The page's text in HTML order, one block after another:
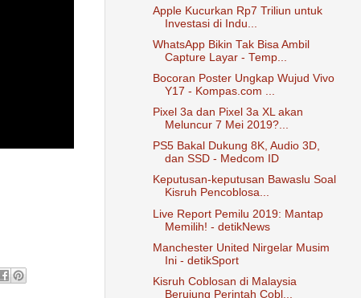
Apple Kucurkan Rp7 Triliun untuk
Investasi di Indu...
WhatsApp Bikin Tak Bisa Ambil
Capture Layar - Temp...
Bocoran Poster Ungkap Wujud Vivo
Y17 - Kompas.com ...
Pixel 3a dan Pixel 3a XL akan
Meluncur 7 Mei 2019?...
PS5 Bakal Dukung 8K, Audio 3D,
dan SSD - Medcom ID
Keputusan-keputusan Bawaslu Soal
Kisruh Pencoblosa...
Live Report Pemilu 2019: Mantap
Memilih! - detikNews
Manchester United Nirgelar Musim
Ini - detikSport
Kisruh Coblosan di Malaysia
Berujung Perintah Cobl...